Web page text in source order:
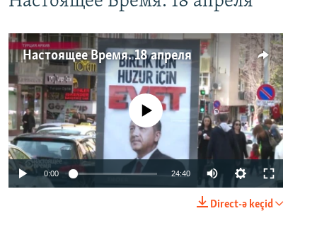
Настоящее Время. 18 апреля
No media source currently available
0:00 24:40
Direct-ə keçid